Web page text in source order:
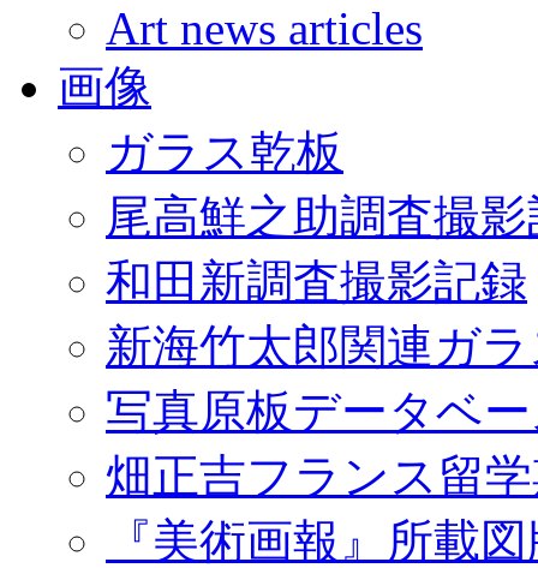
Art news articles
画像
ガラス乾板
尾高鮮之助調査撮
和田新調査撮影記録
新海竹太郎関連ガ
写真原板データベ
畑正吉フランス留
『美術画報』所載